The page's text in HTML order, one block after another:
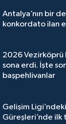
Antalya’nın bir
konkordato ilan
2026 Vezirköprü
sona erdi. İşte
başpehlivanlar
Gelişim
Güreşleri’nde ilk